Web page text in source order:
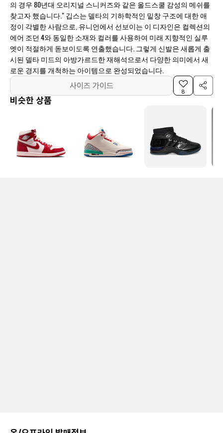
의 경우 80년대 오리지널 스니커즈와 같은 올드스쿨 감성의 메쉬를
찾고자 했습니다." 깁스는 델타의 기하학적인 밑창 구조에 대한 애
정이 각별한 사람으로, 유니언에서 선보이는 이 디자인은 컬렉션의
에어 조던 4와 동일한 소재와 컬러를 사용하여 미래 지향적인 실루
엣이 적절하게 돋보이도록 연출했습니다. 그렇게 신발은 새롭게 출
시된 델타 미드의 아방가르드한 재해석으로서 다양한 의미에서 새
로운 경지를 개척하는 아이템으로 완성되었습니다.
사이즈 가이드
8
비슷한 상품